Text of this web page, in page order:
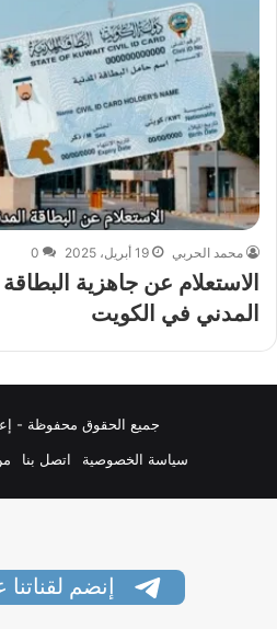
محمد الحربي 19 أبريل، 2025 0
الاستعلام عن جاهزية البطاقة
المدني في الكويت
جميع الحقوق محفوظة -
سياسة الخصوصية
اتصل بنا
إنضم